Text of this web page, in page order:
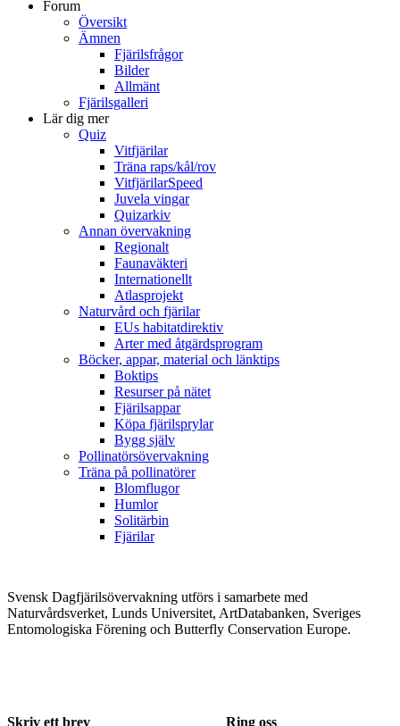
Forum
Översikt
Ämnen
Fjärilsfrågor
Bilder
Allmänt
Fjärilsgalleri
Lär dig mer
Quiz
Vitfjärilar
Träna raps/kål/rov
VitfjärilarSpeed
Juvela vingar
Quizarkiv
Annan övervakning
Regionalt
Faunaväkteri
Internationellt
Atlasprojekt
Naturvård och fjärilar
EUs habitatdirektiv
Arter med åtgärdsprogram
Böcker, appar, material och länktips
Boktips
Resurser på nätet
Fjärilsappar
Köpa fjärilsprylar
Bygg själv
Pollinatörsövervakning
Träna på pollinatörer
Blomflugor
Humlor
Solitärbin
Fjärilar
Svensk Dagfjärilsövervakning utförs i samarbete med
Naturvårdsverket, Lunds Universitet, ArtDatabanken, Sveriges
Entomologiska Förening och Butterfly Conservation Europe.
Skriv ett brev Ring oss